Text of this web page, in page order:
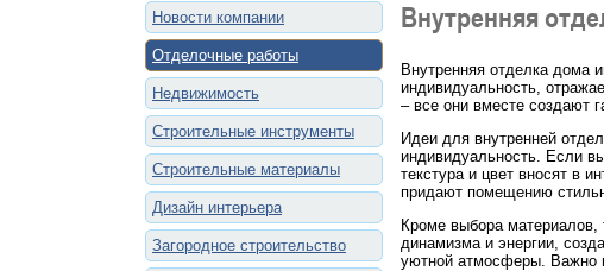
Новости компании
Отделочные работы
Недвижимость
Строительные инструменты
Строительные материалы
Дизайн интерьера
Загородное строительство
Внутренняя
Внутренняя отделка дома
индивидуальность,
– все они вместе создают
Идеи для внутренней
индивидуальность. Если
текстура и цвет вносят в
придают помещению
Кроме выбора материалов,
динамизма и энергии,
уютной атмосферы. Важно